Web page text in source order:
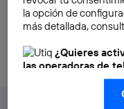
la opción de
más detallada,
¿Quieres
las operadoras de
Nosotros, Telefónica
realizar nuestras